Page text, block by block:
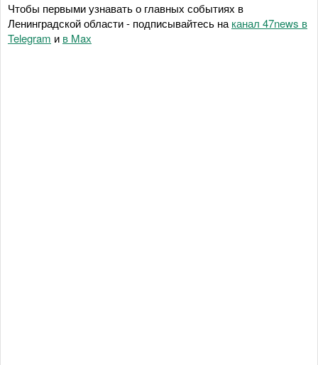
Чтобы первыми узнавать о главных событиях в
Ленинградской области - подписывайтесь на канал 47news в
Telegram и в Maх